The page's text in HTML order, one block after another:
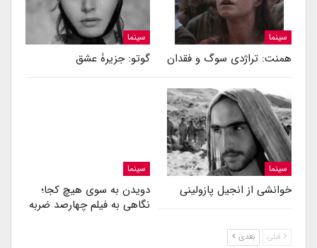
سینما
همنت: تراژدی سوگ و فقدان
سینما
گوتو: جزیرۀ عشق
سینما
خوانشی از انجیل پازولینی
سینما
دویدن به سوی هیچ کجا؛
نگاهی به فیلم چهارصد ضربه
قبلی بعدی